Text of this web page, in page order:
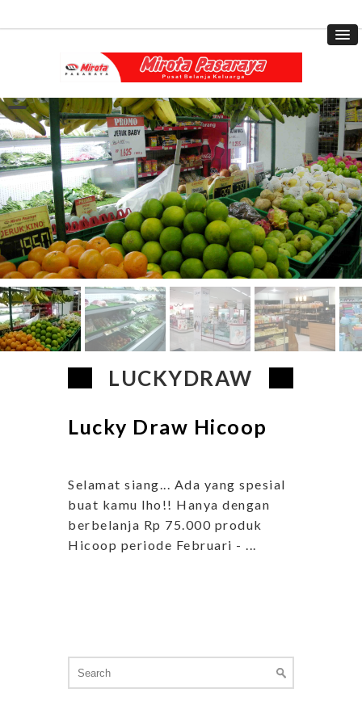
LUCKYDRAW
Lucky Draw Hicoop
Selamat siang... Ada yang spesial
buat kamu lho!! Hanya dengan
berbelanja Rp 75.000 produk
Hicoop periode Februari - ...
for: